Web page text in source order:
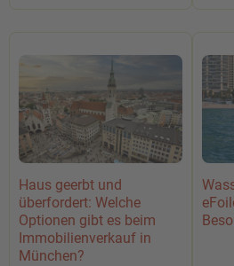
Haus geerbt und
überfordert: Welche
Optionen gibt es beim
Immobilienverkauf in
München?